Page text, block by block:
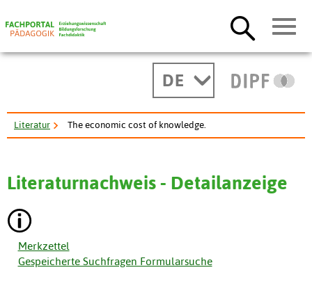
DE
Literatur The economic cost of knowledge.
Literaturnachweis - Detailanzeige
Merkzettel
Gespeicherte Suchfragen Formularsuche